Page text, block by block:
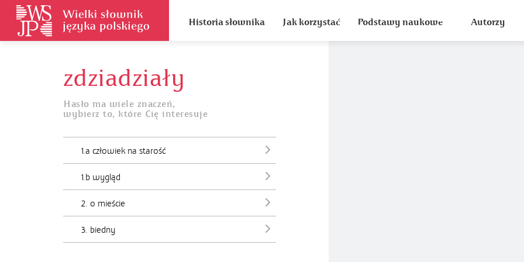
Historia słownika Jak korzystać Podstawy naukowe Autorzy
zdziadziały
Hasło ma wiele znaczeń,
wybierz to, które Cię interesuje
1.a człowiek na starość
1.b wygląd
2. o mieście
3. biedny